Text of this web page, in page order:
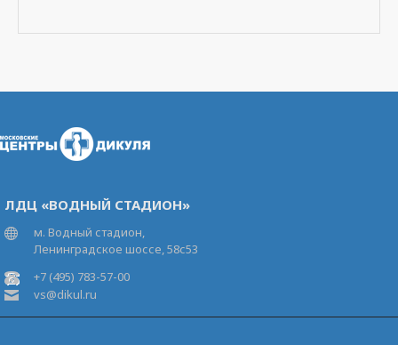
ЛДЦ «ВОДНЫЙ СТАДИОН»
м. Водный стадион,
Ленинградское шоссе, 58с53
+7 (495) 783-57-00
vs@dikul.ru